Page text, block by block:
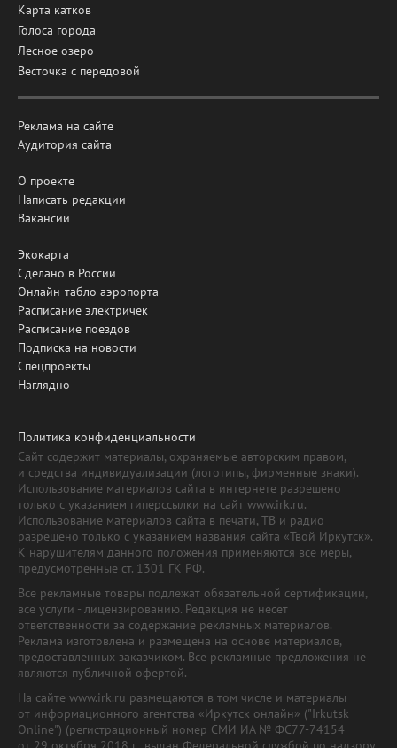
Карта катков
Голоса города
Лесное озеро
Весточка с передовой
Реклама на сайте
Аудитория сайта
О проекте
Написать редакции
Вакансии
Экокарта
Сделано в России
Онлайн-табло аэропорта
Расписание электричек
Расписание поездов
Подписка на новости
Спецпроекты
Наглядно
Политика конфиденциальности
Сайт содержит материалы, охраняемые авторским правом,
и средства индивидуализации (логотипы, фирменные знаки).
Использование материалов сайта в интернете разрешено
только с указанием гиперссылки на сайт www.irk.ru.
Использование материалов сайта в печати, ТВ и радио
разрешено только с указанием названия сайта «Твой Иркутск».
К нарушителям данного положения применяются все меры,
предусмотренные ст. 1301 ГК РФ.
Все рекламные товары подлежат обязательной сертификации,
все услуги - лицензированию. Редакция не несет
ответственности за содержание рекламных материалов.
Реклама изготовлена и размещена на основе материалов,
предоставленных заказчиком. Все рекламные предложения не
являются публичной офертой.
На сайте www.irk.ru размещаются в том числе и материалы
от информационного агентства «Иркутск онлайн» ("Irkutsk
Online") (регистрационный номер СМИ ИА № ФС77-74154